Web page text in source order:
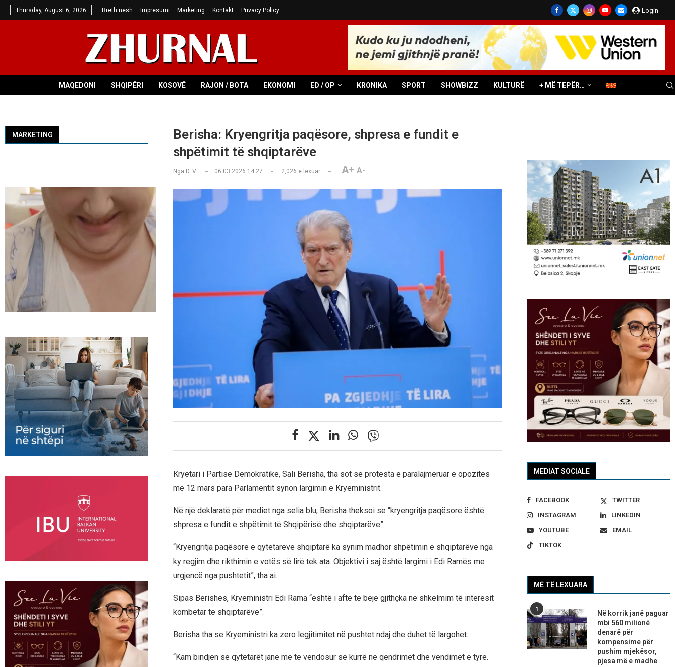
Thursday, August 6, 2026 Rreth nesh Impresumi Marketing Kontakt Privacy Policy Login
MAQEDONI SHQIPËRI KOSOVË RAJON / BOTA EKONOMI ED / OP KRONIKA SPORT SHOWBIZZ KULTURË + MË TEPËR…
Berisha: Kryengritja paqësore, shpresa e fundit e
shpëtimit të shqiptarëve
Nga D. V. 06.03.2026 14:27 2,026 e lexuar A+ A-
Kryetari i Partisë Demokratike, Sali Berisha, tha sot se protesta e paralajmëruar e opozitës
më 12 mars para Parlamentit synon largimin e Kryeministrit.
Në një deklaratë për mediet nga selia blu, Berisha theksoi se “kryengritja paqësore është
shpresa e fundit e shpëtimit të Shqipërisë dhe shqiptarëve”.
“Kryengritja paqësore e qytetarëve shqiptarë ka synim madhor shpëtimin e shqiptarëve nga
ky regjim dhe rikthimin e votës së lirë tek ata. Objektivi i saj është largimi i Edi Ramës me
urgjencë nga pushtetit”, tha ai.
Sipas Berishës, Kryeministri Edi Rama “është i aftë të bëjë gjithçka në shkelmim të interesit
kombëtar të shqiptarëve”.
Berisha tha se Kryeministri ka zero legjitimitet në pushtet ndaj dhe duhet të largohet.
“Kam bindjen se qytetarët janë më të vendosur se kurrë në qëndrimet dhe vendimet e tyre.
MEDIAT SOCIALE
FACEBOOK
TWITTER
INSTAGRAM
LINKEDIN
YOUTUBE
EMAIL
TIKTOK
MË TË LEXUARA
1
Në korrik janë paguar
mbi 560 milionë
denarë për
kompensime për
pushim mjekësor,
pjesa më e madhe
MARKETING